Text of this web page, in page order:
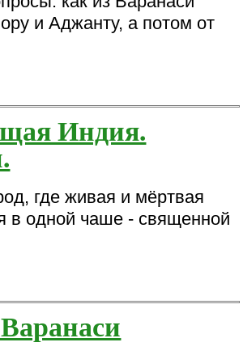
и Аджанту, а потом от
Индия.
где живая и мёртвая
в одной чаше - священной